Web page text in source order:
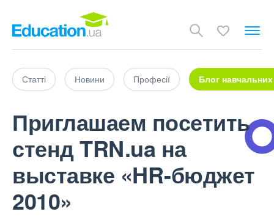
Статті Новини Професії Блог навчальних
Приглашаем посетить
стенд TRN.ua на
выставке «HR-бюджет
2010»